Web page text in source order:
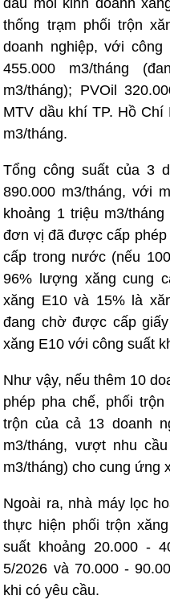
đầu mối kinh doanh
thống trạm phối trộn
doanh nghiệp, với
455.000 m3/tháng
m3/tháng); PVOil
MTV dầu khí TP. Hồ Chí
m3/tháng.
Tổng công suất của 3
890.000 m3/tháng, với
khoảng 1 triệu m3/
đơn vị đã được cấp
cấp trong nước (nếu
96% lượng xăng cung
xăng E10 và 15% là
đang chờ được cấp
xăng E10 với công suất
Như vậy, nếu thêm 10
phép pha chế, phối
trộn của cả 13 doanh
m3/tháng, vượt nhu
m3/tháng) cho cung ứng
Ngoài ra, nhà máy lọc
thực hiện phối trộn
suất khoảng 20.000 -
5/2026 và 70.000 -
khi có yêu cầu.